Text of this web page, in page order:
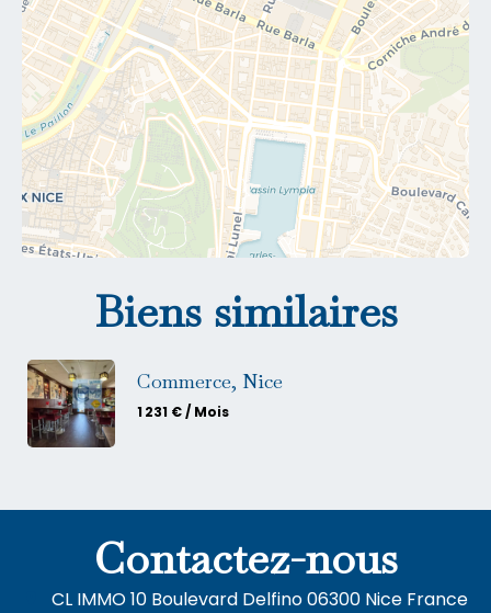
Biens similaires
Commerce, Nice
1 231 € / Mois
Contactez-nous
CL IMMO10 Boulevard Delfino06300 Nice France